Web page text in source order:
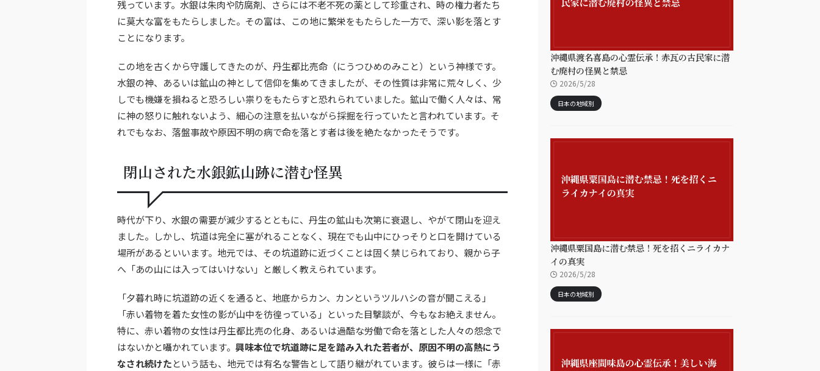
残っています。水銀は朱肉や防腐剤、さらには不老不死の薬として珍重され、時の権力者たち
に莫大な富をもたらしました。その富は、この地に繁栄をもたらした一方で、深い影を落とす
ことになります。
この地を古くから守護してきたのが、丹生都比売命（にうつひめのみこと）という神様です。
水銀の神、あるいは鉱山の神として信仰を集めてきましたが、その性質は非常に荒々しく、少
しでも機嫌を損ねると恐ろしい祟りをもたらすと恐れられていました。鉱山で働く人々は、常
に神の怒りに触れないよう、細心の注意を払いながら採掘を行っていたと言われています。そ
れでもなお、落盤事故や原因不明の病で命を落とす者は後を絶たなかったそうです。
閉山された水銀鉱山跡に潜む怪異
時代が下り、水銀の需要が減少するとともに、丹生の鉱山も次第に衰退し、やがて閉山を迎え
ました。しかし、坑道は完全に塞がれることなく、現在でも山中にひっそりと口を開けている
場所があるといいます。地元では、その坑道跡に近づくことは固く禁じられており、親から子
へ「あの山には入ってはいけない」と厳しく教えられています。
「夕暮れ時に坑道跡の近くを通ると、地底からカン、カンというツルハシの音が聞こえる」
「赤い着物を着た女性の影が山中を彷徨っている」といった目撃談が、今もなお絶えません。
特に、赤い着物の女性は丹生都比売の化身、あるいは過酷な労働で命を落とした人々の怨念で
はないかと囁かれています。 興味本位で坑道跡に足を踏み入れた若者が、原因不明の高熱にう
なされ続けたという話も、地元では有名な警告として語り継がれています。彼らは一様に「赤
沖縄県渡名喜島の心霊伝承！赤瓦の古民家に潜
む廃村の怪異と禁忌
2026/5/28
日本の地域別
沖縄県粟国島に潜む禁忌！死を招くニライカナ
イの真実
2026/5/28
日本の地域別